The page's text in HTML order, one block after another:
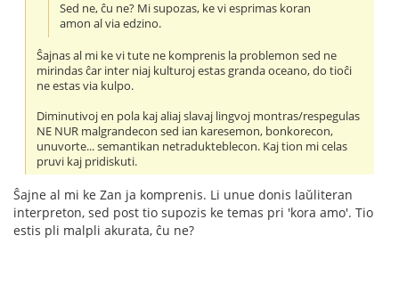
Sed ne, ĉu ne? Mi supozas, ke vi esprimas koran
amon al via edzino.
Ŝajnas al mi ke vi tute ne komprenis la problemon sed ne
mirindas ĉar inter niaj kulturoj estas granda oceano, do tioĉi
ne estas via kulpo.
Diminutivoj en pola kaj aliaj slavaj lingvoj montras/respegulas
NE NUR malgrandecon sed ian karesemon, bonkorecon,
unuvorte... semantikan netradukteblecon. Kaj tion mi celas
pruvi kaj pridiskuti.
Ŝajne al mi ke Zan ja komprenis. Li unue donis laŭliteran
interpreton, sed post tio supozis ke temas pri 'kora amo'. Tio
estis pli malpli akurata, ĉu ne?